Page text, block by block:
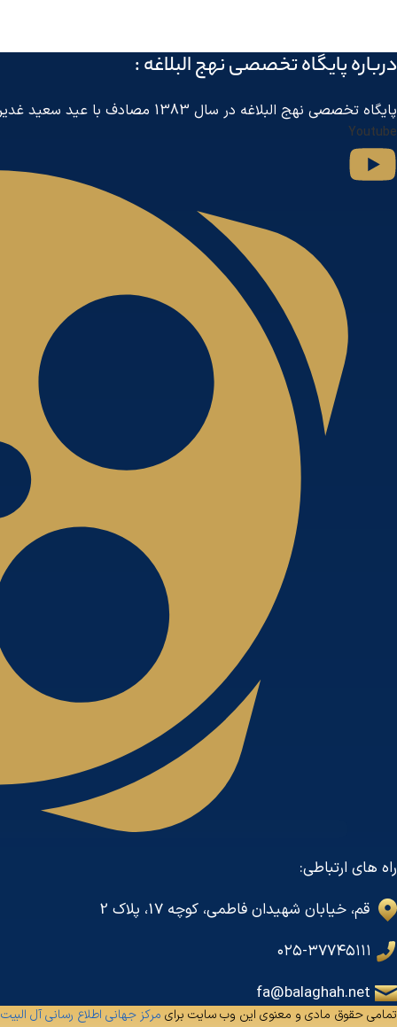
درباره پايگاه تخصصی نهج البلاغه :
پايگاه تخصصی نهج البلاغه در سال 1383 مصادف با عید سعید غدیر خم توسط مرکز جهانی اطلاع رسانی آل البیت
Youtube
راه های ارتباطی:
قم، خیابان شهیدان فاطمی، کوچه 17، پلاک 2
fa@balaghah.net
تمامی حقوق مادی و معنوی این وب سایت برای مرکز جهانی اطلاع رسانی آل البیت